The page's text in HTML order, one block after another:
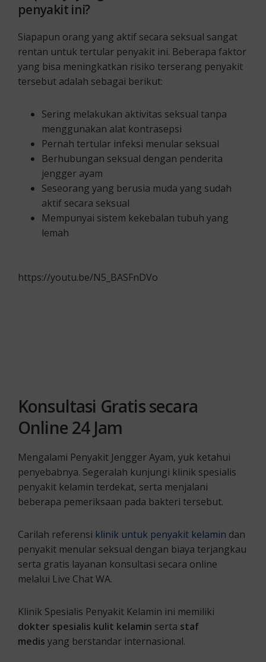
penyakit ini?
Siapapun orang yang aktif secara seksual sangat
rentan untuk tertular penyakit ini. Beberapa faktor
yang bisa meningkatkan risiko terserang penyakit
tersebut adalah sebagai berikut:
Sering melakukan aktivitas seksual tanpa
menggunakan alat kontrasepsi
Pernah tertular infeksi menular seksual
Berhubungan seksual dengan penderita
jengger ayam
Seseorang yang berusia muda yang sudah
aktif secara seksual
Mempunyai sistem kekebalan tubuh yang
lemah
https://youtu.be/N5_BASFnDVo
Konsultasi Gratis secara
Online 24 Jam
Mengalami Penyakit Jengger Ayam, yuk ketahui
penyebabnya. Segeralah kunjungi klinik spesialis
penyakit kelamin terdekat, serta menjalani
beberapa pemeriksaan pada bakteri tersebut.
Carilah referensi klinik untuk penyakit kelamin dan
penyakit menular seksual dengan biaya terjangkau
serta gratis layanan konsultasi secara online
melalui Live Chat WA.
Klinik Spesialis Penyakit Kelamin ini memiliki
dokter spesialis kulit kelamin serta staf
medis yang berstandar internasional.